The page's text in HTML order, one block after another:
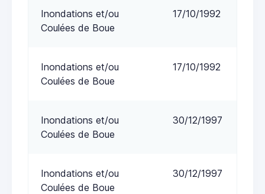
Inondations et/ou
Coulées de Boue
17/10/1992
Inondations et/ou
Coulées de Boue
17/10/1992
Inondations et/ou
Coulées de Boue
30/12/1997
Inondations et/ou
Coulées de Boue
30/12/1997